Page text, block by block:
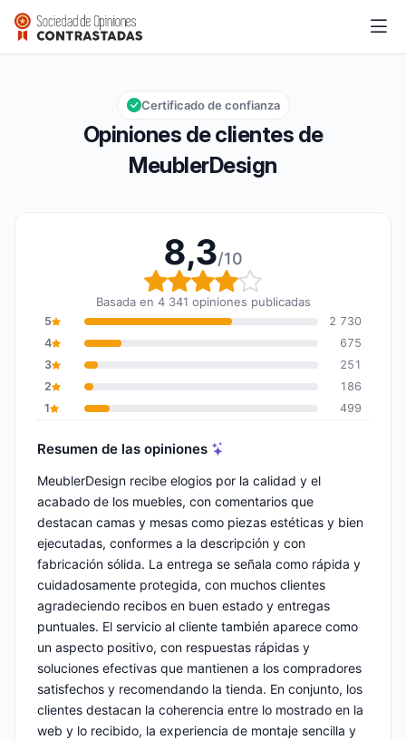
MeublerDesign
Calificación global: 8,3 de 10
8,3/10
Opiniones de clientes de
MeublerDesign
Certificado de confianza
8,3/10
Calificación global: 8,3
Basada en 4 341 opiniones publicadas
5
2 730
4
675
3
251
2
186
1
499
Resumen de las opiniones
MeublerDesign recibe elogios por la calidad y el
acabado de los muebles, con comentarios que
destacan camas y mesas como piezas estéticas y bien
ejecutadas, conformes a la descripción y con
fabricación sólida. La entrega se señala como rápida y
cuidadosamente protegida, con muchos clientes
agradeciendo recibos en buen estado y entregas
puntuales. El servicio al cliente también aparece como
un aspecto positivo, con respuestas rápidas y
soluciones efectivas que mantienen a los compradores
satisfechos y recomendando la tienda. En conjunto, los
clientes destacan la coherencia entre lo mostrado en la
web y lo recibido, la experiencia de montaje sencilla y